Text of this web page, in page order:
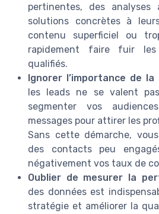
pertinentes, des analyses
solutions concrètes à
contenu superficiel ou
rapidement faire fuir
qualifiés.
Ignorer l’importance de
les leads ne se valent
segmenter vos
messages pour attirer les
Sans cette démarche,
des contacts peu
négativement vos taux de
Oublier de mesurer la
des données est
stratégie et améliorer la